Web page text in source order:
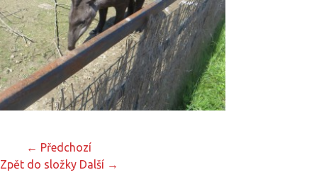
← Předchozí
Zpět do složky Další →